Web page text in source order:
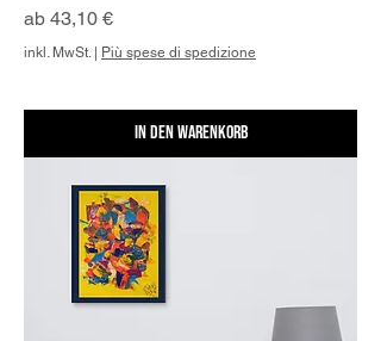
ab 43,10 €
Sale-Preis
inkl. MwSt.| Più spese di spedizione
In den Warenkorb